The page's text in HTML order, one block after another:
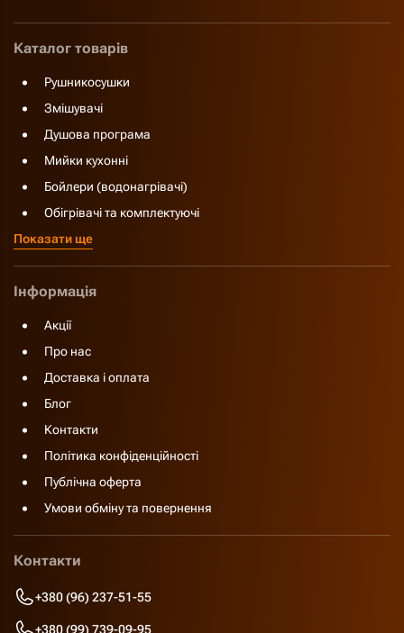
Каталог товарів
Рушникосушки
Змішувачі
Душова програма
Мийки кухонні
Бойлери (водонагрівачі)
Обігрівачі та комплектуючі
Показати ще
Інформація
Акції
Про нас
Доставка і оплата
Блог
Контакти
Політика конфіденційності
Публічна оферта
Умови обміну та повернення
Контакти
+380 (96) 237-51-55
+380 (99) 739-09-95